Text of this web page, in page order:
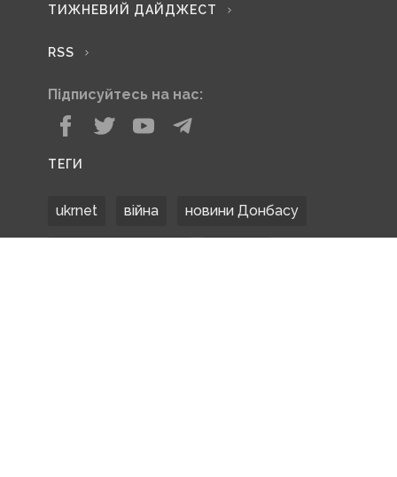
ТИЖНЕВИЙ ДАЙДЖЕСТ
RSS
Підписуйтесь на нас:
ТЕГИ
ukrnet війна новини Донбасу